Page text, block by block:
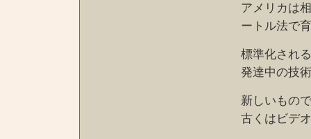
アメリカは相
ートル法で育
標準化される
発達中の技術
新しいもので
古くはビデオ